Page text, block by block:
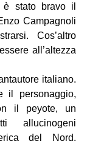
stato bravo il
Campagnoli
Cos’altro
all’altezza
italiano.
il personaggio,
il peyote, un
allucinogeni
del Nord.